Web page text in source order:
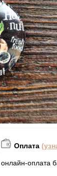
Оплата
онлайн-оплата